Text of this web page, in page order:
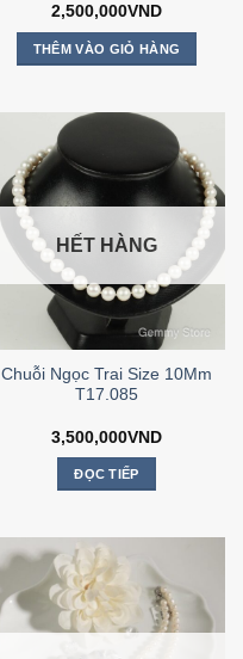
2,500,000VND
THÊM VÀO GIỎ HÀNG
HẾT HÀNG
Chuỗi Ngọc Trai Size 10Mm
T17.085
3,500,000VND
ĐỌC TIẾP